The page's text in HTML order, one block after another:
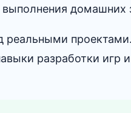
выполнения домашних
реальными
разработки игр